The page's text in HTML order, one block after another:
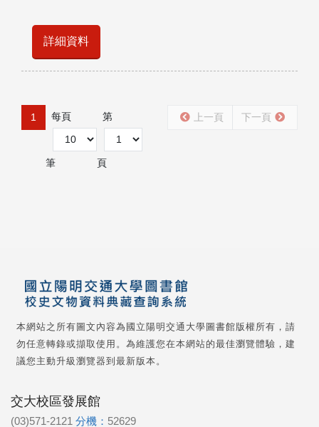
詳細資料
1 每頁
筆
第
頁
上一頁 下一頁
本網站之所有圖文內容為國立陽明交通大學圖書館版權所有，請
勿任意轉錄或擷取使用。為維護您在本網站的最佳瀏覽體驗，建
議您主動升級瀏覽器到最新版本。
交大校區發展館
(03)571-2121 分機： 52629